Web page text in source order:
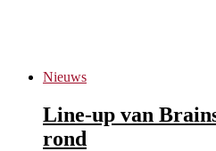
Nieuws
Line-up van
rond